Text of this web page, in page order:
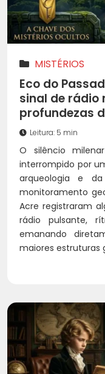
MISTÉRIOS
Eco do
sinal de rádio
profundezas
Leitura: 5 min
O silêncio
interrompido por
arqueologia e
monitoramento
Acre registraram
rádio pulsante,
emanando
maiores estruturas